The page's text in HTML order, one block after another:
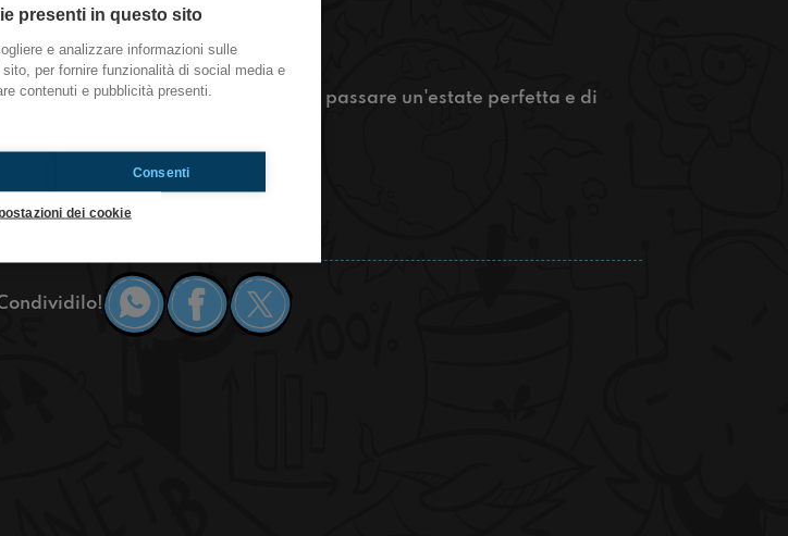
Guida All'estate Perfetta
a Casa gialla parleremo di come passare un'estate perfetta e di
da una figuraccia. Ascoltateci!
presenti in questo sito
e analizzare informazioni sulle
per fornire funzionalità di social media e
contenuti e pubblicità presenti.
Consenti
dei cookie